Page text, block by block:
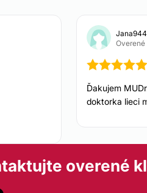
uplatňovanie najmodernejších
prostredia pre svojich
profesionalita, diskrétnosť a
použitia bezpečných metód a
Overené
Ďakujem
doktorka lieci
overené